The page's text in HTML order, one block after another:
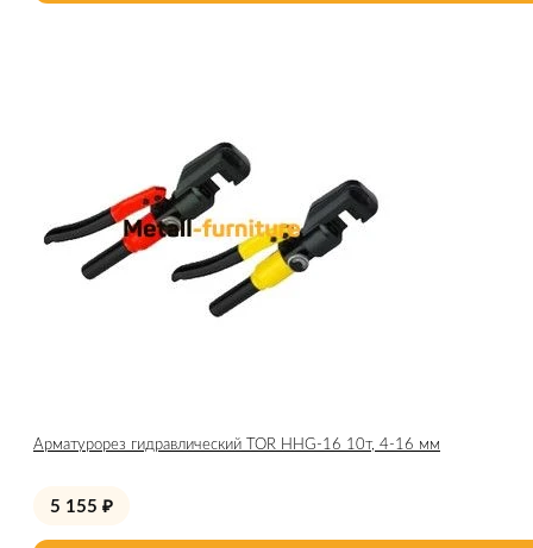
Арматурорез гидравлический TOR HHG-16 10т, 4-16 мм
5 155 ₽